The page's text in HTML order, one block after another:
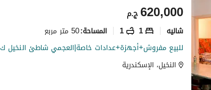
ج.م620,000
شاليه 1
1 المساحة:50 متر مربع
النخيل، الإسكندرية